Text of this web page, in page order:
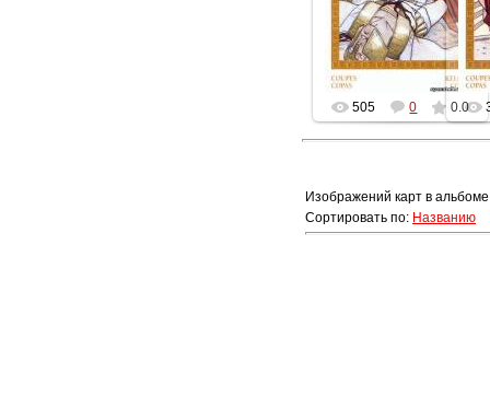
505 0 0.0
Изображений карт в альбоме
Сортировать по: Названию